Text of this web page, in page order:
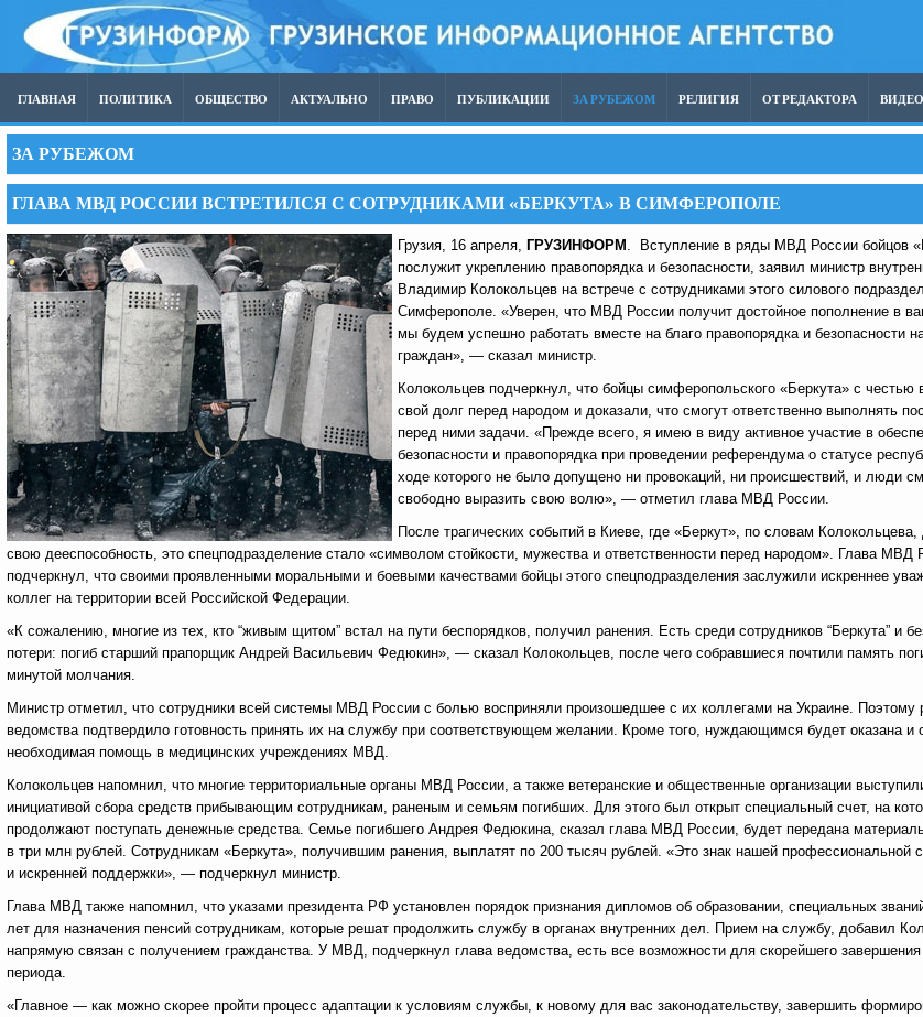
ГЛАВНАЯ ПОЛИТИКА ОБЩЕСТВО АКТУАЛЬНО ПРАВО ПУБЛИКАЦИИ ЗА РУБЕЖОМ РЕЛИГИЯ ОТ РЕДАКТОРА
ЗА РУБЕЖОМ
ГЛАВА МВД РОССИИ ВСТРЕТИЛСЯ С СОТРУДНИКАМИ «БЕРКУТА» В СИМФЕРОПОЛЕ
Грузия, 16 апреля, ГРУЗИНФОРМ . Вступление в ряды МВД России бойцов
послужит укреплению правопорядка и безопасности, заявил министр
Владимир Колокольцев на встрече с сотрудниками этого силового
Симферополе. «Уверен, что МВД России получит достойное пополнение в
мы будем успешно работать вместе на благо правопорядка и безопасности
граждан», — сказал министр.
Колокольцев подчеркнул, что бойцы симферопольского «Беркута» с честью
свой долг перед народом и доказали, что смогут ответственно выполнять
перед ними задачи. «Прежде всего, я имею в виду активное участие в
безопасности и правопорядка при проведении референдума о статусе
ходе которого не было допущено ни провокаций, ни происшествий, и люди
свободно выразить свою волю», — отметил глава МВД России.
После трагических событий в Киеве, где «Беркут», по словам Колокольцева,
свою дееспособность, это спецподразделение стало «символом стойкости, мужества и ответственности перед народом». Глава МВД
подчеркнул, что своими проявленными моральными и боевыми качествами бойцы этого спецподразделения заслужили искреннее
коллег на территории всей Российской Федерации.
«К сожалению, многие из тех, кто “живым щитом” встал на пути беспорядков, получил ранения. Есть среди сотрудников “Беркута” и
потери: погиб старший прапорщик Андрей Васильевич Федюкин», — сказал Колокольцев, после чего собравшиеся почтили память
минутой молчания.
Министр отметил, что сотрудники всей системы МВД России с болью восприняли произошедшее с их коллегами на Украине. Поэтому
ведомства подтвердило готовность принять их на службу при соответствующем желании. Кроме того, нуждающимся будет оказана и
необходимая помощь в медицинских учреждениях МВД.
Колокольцев напомнил, что многие территориальные органы МВД России, а также ветеранские и общественные организации
инициативой сбора средств прибывающим сотрудникам, раненым и семьям погибших. Для этого был открыт специальный счет, на
продолжают поступать денежные средства. Семье погибшего Андрея Федюкина, сказал глава МВД России, будет передана
в три млн рублей. Сотрудникам «Беркута», получившим ранения, выплатят по 200 тысяч рублей. «Это знак нашей профессиональной
и искренней поддержки», — подчеркнул министр.
Глава МВД также напомнил, что указами президента РФ установлен порядок признания дипломов об образовании, специальных
лет для назначения пенсий сотрудникам, которые решат продолжить службу в органах внутренних дел. Прием на службу, добавил
напрямую связан с получением гражданства. У МВД, подчеркнул глава ведомства, есть все возможности для скорейшего завершения
периода.
«Главное — как можно скорее пройти процесс адаптации к условиям службы, к новому для вас законодательству, завершить